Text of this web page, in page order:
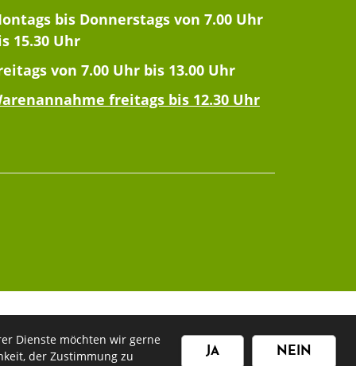
bis Donnerstags von 7.00 Uhr
15.30 Uhr
von 7.00 Uhr bis 13.00 Uhr
freitags bis 12.30 Uhr
NEIN
JA
Dienste möchten wir gerne
der Zustimmung zu